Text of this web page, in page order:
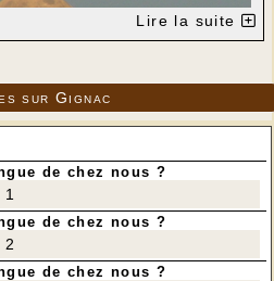
Lire la suite
sur Gignac
de chez nous ?
de chez nous ?
2
de chez nous ?